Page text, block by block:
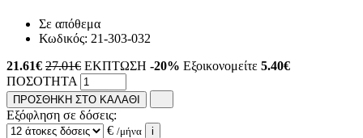
Σε απόθεμα
Κωδικός: 21-303-032
21.61€ 27.01€ ΕΚΠΤΩΣΗ -20% Εξοικονομείτε 5.40€
ΠΟΣΟΤΗΤΑ
ΠΡΟΣΘΗΚΗ ΣΤΟ ΚΑΛΑΘΙ
Εξόφληση σε δόσεις:
€ /μήνα i